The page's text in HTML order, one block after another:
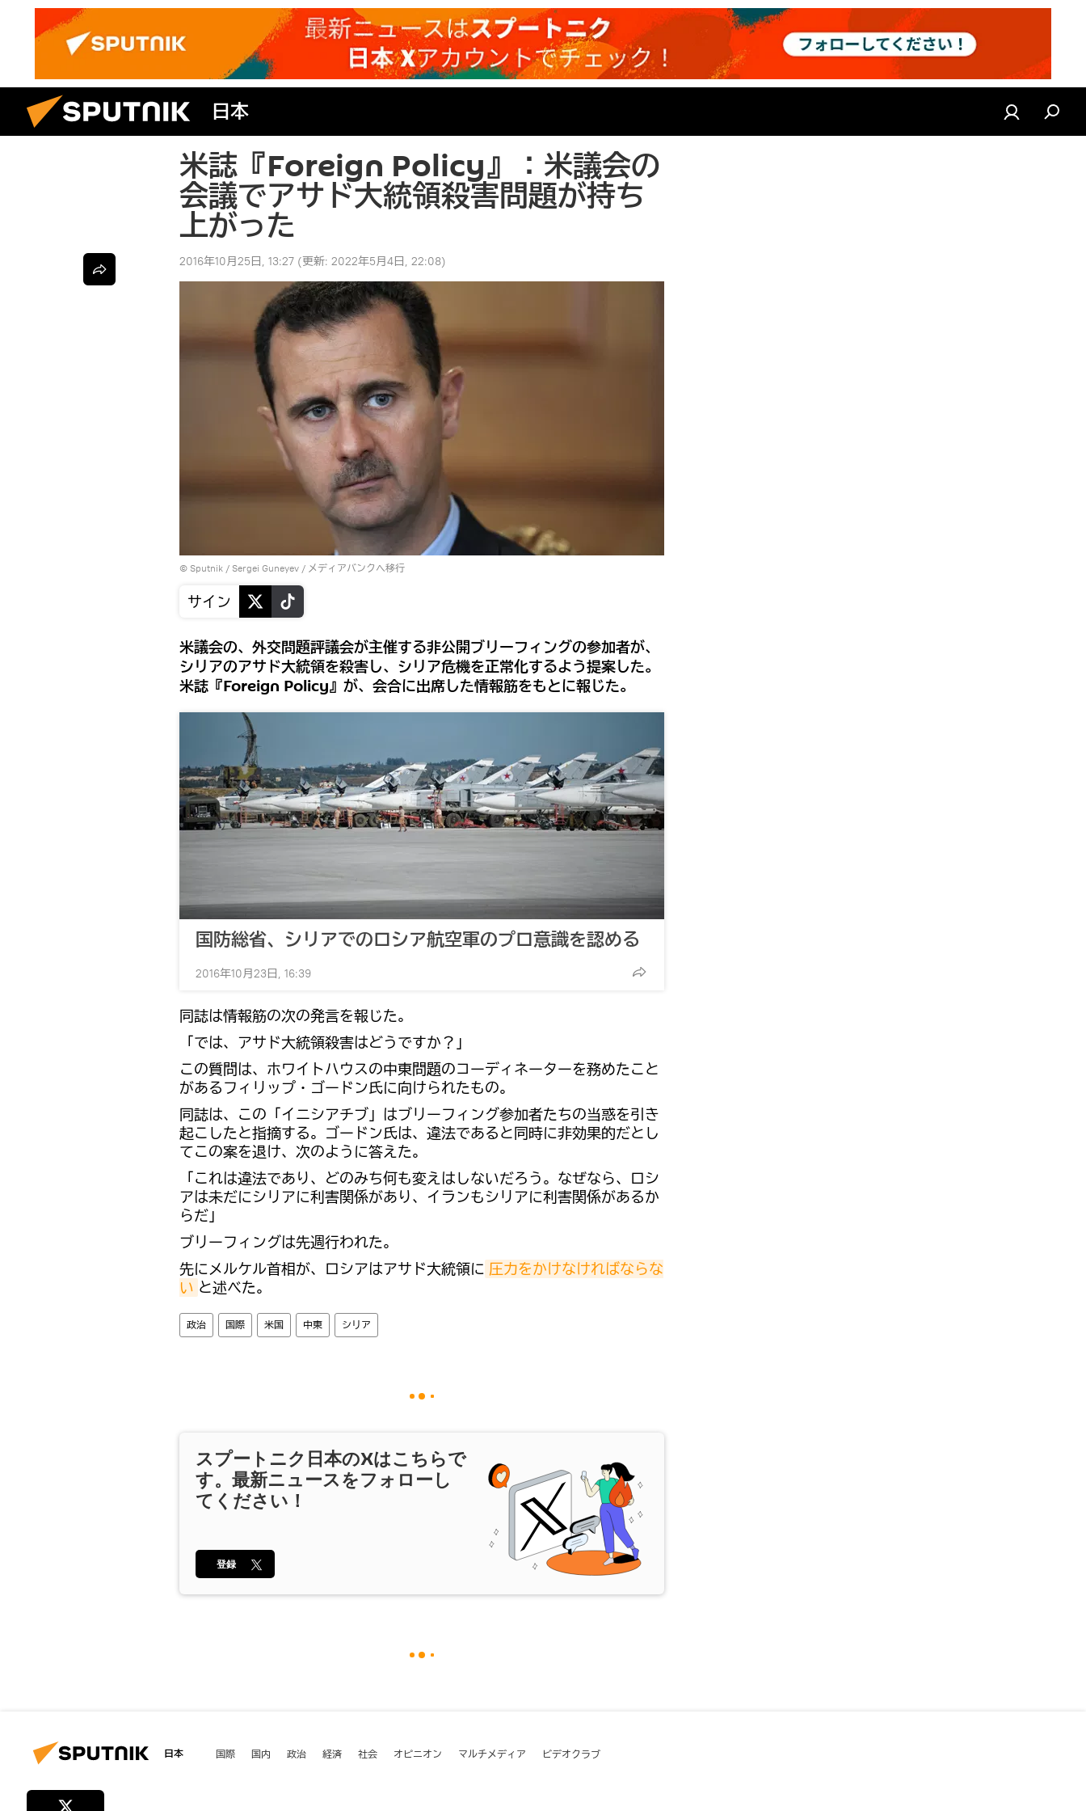
日本
米誌『Foreign Policy』：米議会の
会議でアサド大統領殺害問題が持ち
上がった
2016年10月25日, 13:27 (更新: 2022年5月4日, 22:08)
© Sputnik / Sergei Guneyev / メディアバンクへ移行
サイン
米議会の、外交問題評議会が主催する非公開ブリーフィングの参加者が、
シリアのアサド大統領を殺害し、シリア危機を正常化するよう提案した。
米誌『Foreign Policy』が、会合に出席した情報筋をもとに報じた。
国防総省、シリアでのロシア航空軍のプロ意識を認める
2016年10月23日, 16:39
同誌は情報筋の次の発言を報じた。
「では、アサド大統領殺害はどうですか？」
この質問は、ホワイトハウスの中東問題のコーディネーターを務めたこと
があるフィリップ・ゴードン氏に向けられたもの。
同誌は、この「イニシアチブ」はブリーフィング参加者たちの当惑を引き
起こしたと指摘する。ゴードン氏は、違法であると同時に非効果的だとし
てこの案を退け、次のように答えた。
「これは違法であり、どのみち何も変えはしないだろう。なぜなら、ロシ
アは未だにシリアに利害関係があり、イランもシリアに利害関係があるか
らだ」
ブリーフィングは先週行われた。
先にメルケル首相が、ロシアはアサド大統領に 圧力をかけなければならな
い と述べた。
政治 国際 米国 中東 シリア
スプートニク日本のXはこちらで
す。最新ニュースをフォローし
てください！
登録
日本 国際 国内 政治 経済 社会 オピニオン マルチメディア ビデオクラブ